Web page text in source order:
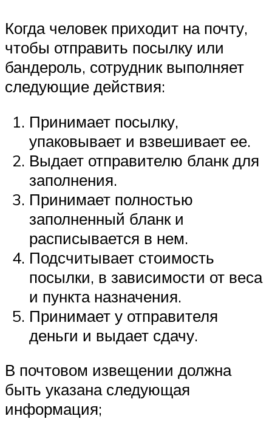
Когда человек приходит на почту,
чтобы отправить посылку или
бандероль, сотрудник выполняет
следующие действия:
Принимает посылку,
упаковывает и взвешивает ее.
Выдает отправителю бланк для
заполнения.
Принимает полностью
заполненный бланк и
расписывается в нем.
Подсчитывает стоимость
посылки, в зависимости от веса
и пункта назначения.
Принимает у отправителя
деньги и выдает сдачу.
В почтовом извещении должна
быть указана следующая
информация;